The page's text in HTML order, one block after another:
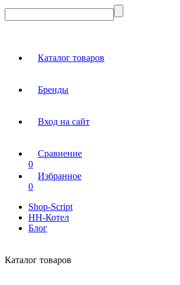
Каталог товаров
Бренды
Вход на сайт
Сравнение
0
Избранное
0
Shop-Script
НН-Котел
Блог
Каталог товаров